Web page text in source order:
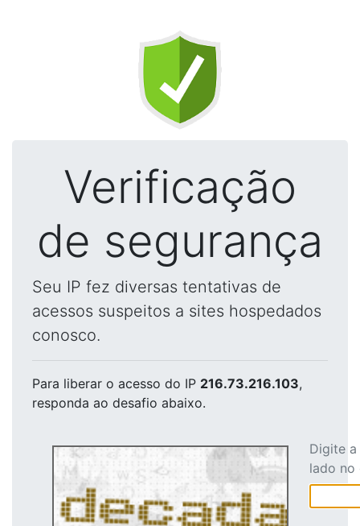
Verificação
de segurança
Seu IP fez diversas tentativas de
acessos suspeitos a sites hospedados
conosco.
Para liberar o acesso do IP 216.73.216.103,
responda ao desafio abaixo.
Digite
lado no